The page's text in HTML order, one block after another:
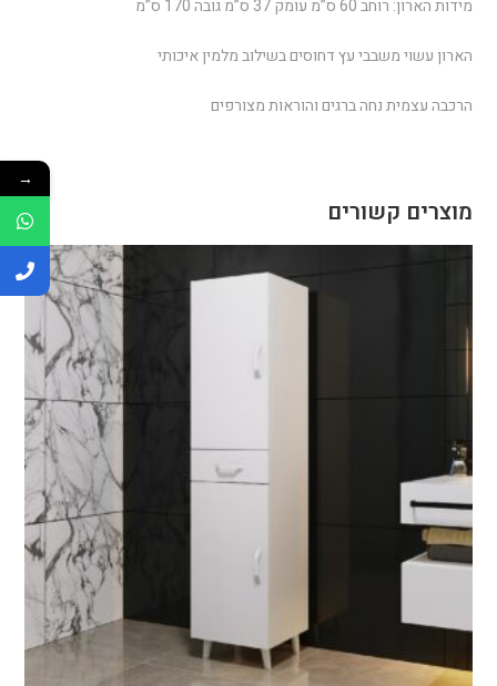
מידות הארון: רוחב 60 ס”מ עומק 37 ס”מ גובה 170 ס”מ
הארון עשוי משבבי עץ דחוסים בשילוב מלמין איכותי
הרכבה עצמית נחה ברגים והוראות מצורפים
מוצרים קשורים
→